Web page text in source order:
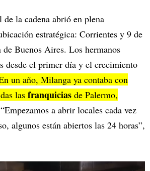
la cadena abrió en plena
estratégica: Corrientes y 9 de
Buenos Aires. Los hermanos
desde el primer día y el crecimiento
un año, Milanga ya contaba con
las franquicias de Palermo,
“Empezamos a abrir locales cada vez
algunos están abiertos las 24 horas”,